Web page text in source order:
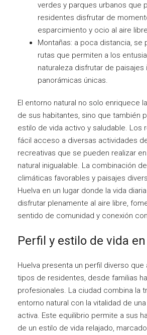
verdes y parques urbanos que
residentes disfrutar de
esparcimiento y ocio al aire libre.
Montañas: a poca distancia, se
rutas que permiten a los
naturaleza disfrutar de
panorámicas únicas.
El entorno natural no solo enriquece
de sus habitantes, sino que también
estilo de vida activo y saludable. Los
fácil acceso a diversas actividades
recreativas que se pueden realizar
natural inigualable. La combinación
climáticas favorables y paisajes
Huelva en un lugar donde la vida
disfrutar plenamente al aire libre,
sentido de comunidad y conexión
Perfil y estilo de vida
Huelva presenta un perfil diverso
tipos de residentes, desde familias
profesionales. La ciudad combina la
entorno natural con la vitalidad de
activa. Este equilibrio permite a sus
de un estilo de vida relajado,